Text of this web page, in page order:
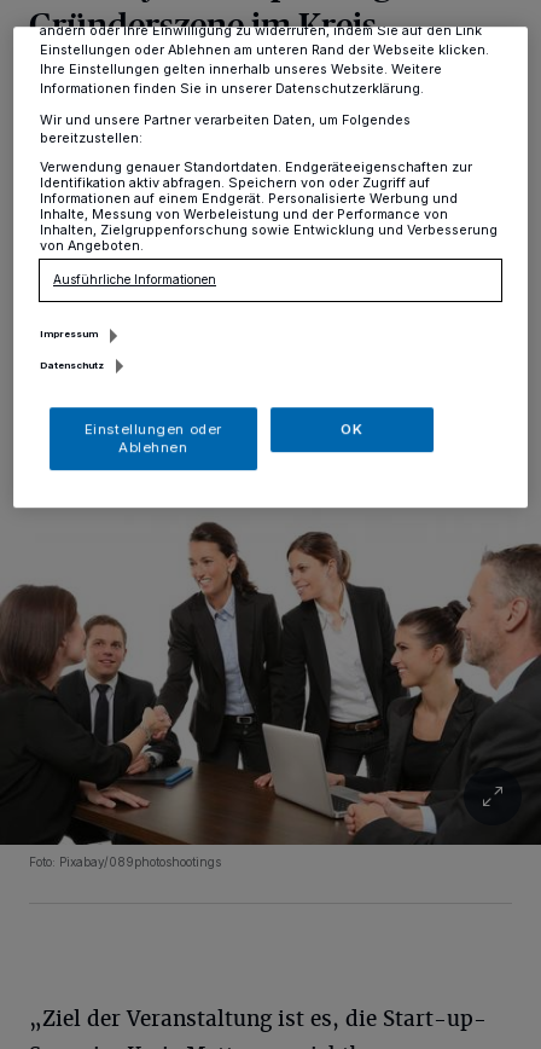
Gründerszene im Kreis
zusammen
Kreis· Start-up-Pitches, Impulsvortrag zum Thema
steht auf dem Programm von „Me&My Start-up“. Zu
dieser Veranstaltung laden die Wirtschaftsförderung
des Kreis Mettmann, die Industrie- und Handelskammer
Düsseldorf und die Handwerkskammer Düsseldorf für
Mittwoch, 8. Juli, 16 Uhr, ins Kreishaus, Düsseldorfer
Straße 26 in Mettmann ein.
Foto: Pixabay/089photoshootings
„Ziel der Veranstaltung ist es, die Start-up-
dieses Menü jederzeit wieder aufrufen, um Ihre Einstellungen zu
ändern oder Ihre Einwilligung zu widerrufen, indem Sie auf den Link
Einstellungen oder Ablehnen am unteren Rand der Webseite klicken.
Ihre Einstellungen gelten innerhalb unseres Website. Weitere
Informationen finden Sie in unserer Datenschutzerklärung.
Wir und unsere Partner verarbeiten Daten, um Folgendes
bereitzustellen:
Verwendung genauer Standortdaten. Endgeräteeigenschaften zur
Identifikation aktiv abfragen. Speichern von oder Zugriff auf
Informationen auf einem Endgerät. Personalisierte Werbung und
Inhalte, Messung von Werbeleistung und der Performance von
Inhalten, Zielgruppenforschung sowie Entwicklung und Verbesserung
von Angeboten.
Ausführliche Informationen
Impressum
Datenschutz
Einstellungen oder
Ablehnen
OK